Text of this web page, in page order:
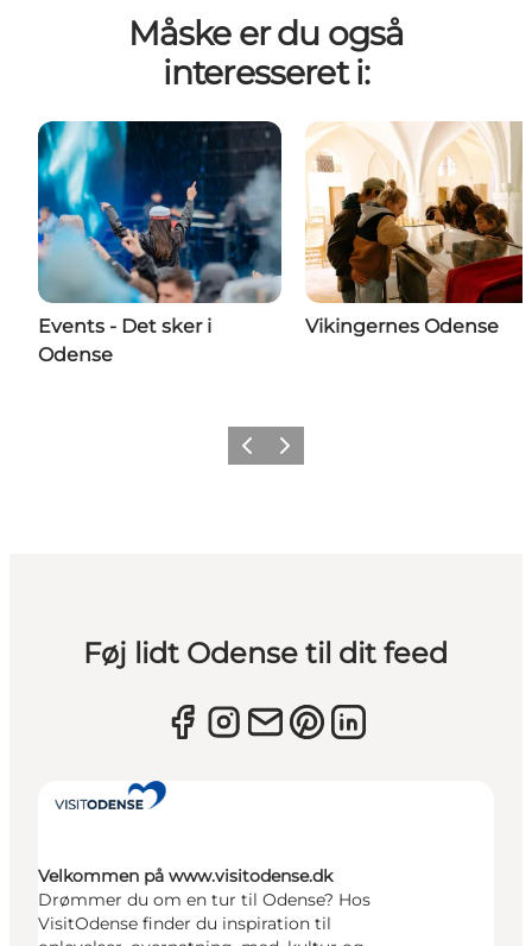
Måske er du også
interesseret i:
Events - Det sker i
Odense
Vikingernes Odense
ForrigeNæste
Føj lidt Odense til dit feed
Velkommen på www.visitodense.dk
Drømmer du om en tur til Odense? Hos
VisitOdense finder du inspiration til